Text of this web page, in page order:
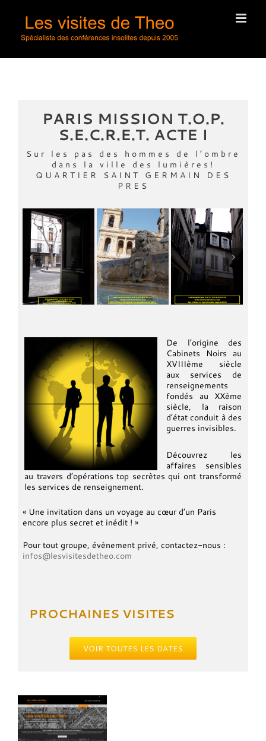
contenu
PARIS MISSION T.O.P.
S.E.C.R.E.T. ACTE I
Sur les pas des hommes de l’ombre
dans la ville des lumières!
QUARTIER SAINT GERMAIN DES
PRES
De l’origine des
Cabinets Noirs au
XVIIIème siècle
aux services de
renseignements
fondés au XXème
siècle, la raison
d’état conduit à des
guerres invisibles.
Découvrez les
affaires sensibles
au travers d’opérations top secrètes qui ont transformé
les services de renseignement.
« Une invitation dans un voyage au cœur d’un Paris
encore plus secret et inédit ! »
Pour tout groupe, évènement privé, contactez-nous :
infos@lesvisitesdetheo.com
PROCHAINES VISITES
VOIR TOUTES LES DATES
les visites de Theo